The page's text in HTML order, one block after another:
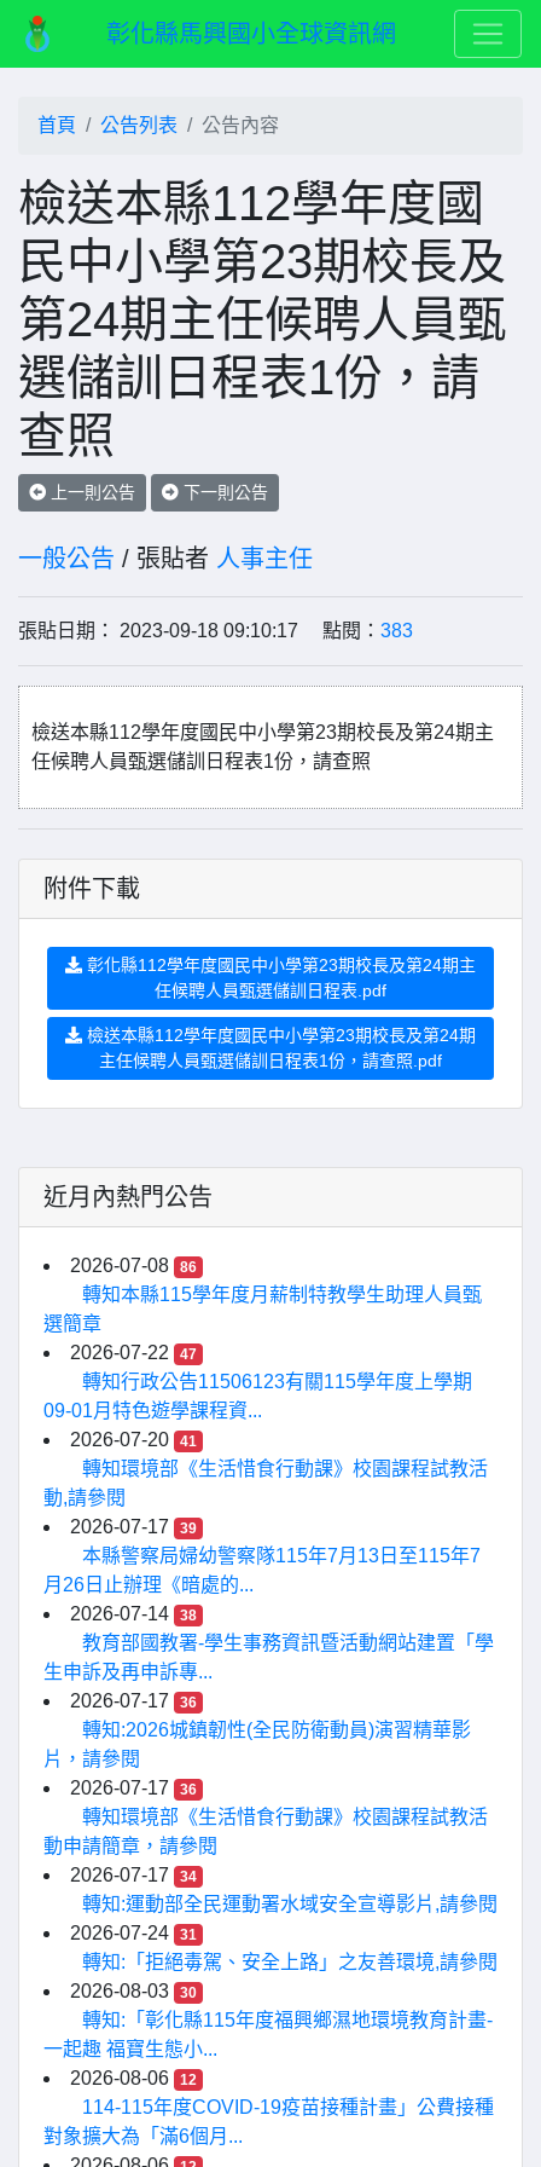
彰化縣馬興國小全球資訊網
首頁 公告列表 公告內容
檢送本縣112學年度國
民中小學第23期校長及
第24期主任候聘人員甄
選儲訓日程表1份，請
查照
上一則公告 下一則公告
一般公告 / 張貼者 人事主任
張貼日期： 2023-09-18 09:10:17 點閱： 383
檢送本縣112學年度國民中小學第23期校長及第24期主
任候聘人員甄選儲訓日程表1份，請查照
附件下載
彰化縣112學年度國民中小學第23期校長及第24期主
任候聘人員甄選儲訓日程表.pdf
檢送本縣112學年度國民中小學第23期校長及第24期
主任候聘人員甄選儲訓日程表1份，請查照.pdf
近月內熱門公告
2026-07-08 86
轉知本縣115學年度月薪制特教學生助理人員甄
選簡章
2026-07-22
47
轉知行政公告11506123有關115學年度上學期
09-01月特色遊學課程資...
2026-07-20
41
轉知環境部《生活惜食行動課》校園課程試教活
動,請參閱
2026-07-17
39
本縣警察局婦幼警察隊115年7月13日至115年7
月26日止辦理《暗處的...
2026-07-14
38
教育部國教署-學生事務資訊暨活動網站建置「學
生申訴及再申訴專...
2026-07-17
36
轉知:2026城鎮韌性(全民防衛動員)演習精華影
片，請參閱
2026-07-17
36
轉知環境部《生活惜食行動課》校園課程試教活
動申請簡章，請參閱
2026-07-17
34
轉知:運動部全民運動署水域安全宣導影片,請參閱
2026-07-24
31
轉知:「拒絕毒駕、安全上路」之友善環境,請參閱
2026-08-03
30
轉知:「彰化縣115年度福興鄉濕地環境教育計畫-
一起趣 福寶生態小...
2026-08-06
12
114-115年度COVID-19疫苗接種計畫」公費接種
對象擴大為「滿6個月...